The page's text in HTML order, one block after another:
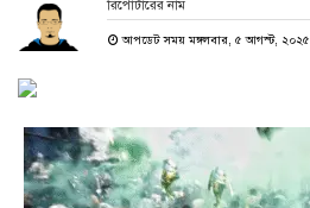
রিপোর্টারের নাম
আপডেট সময় মঙ্গলবার, ৫ আগস্ট, ২০২৫